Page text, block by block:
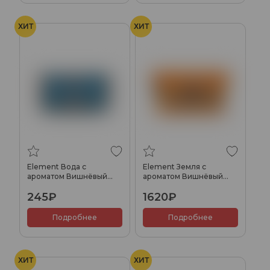
ХИТ
Вишня с холодком
Element Вода с
ароматом Вишнёвый
245₽
Подробнее
ХИТ
Вишня с холодком
Element Земля с
ароматом Вишнёвый
200гр.
1620₽
Подробнее
ХИТ ХИТ